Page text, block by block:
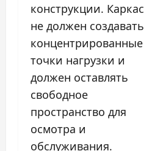
конструкции. Каркас
не должен создавать
концентрированные
точки нагрузки и
должен оставлять
свободное
пространство для
осмотра и
обслуживания.